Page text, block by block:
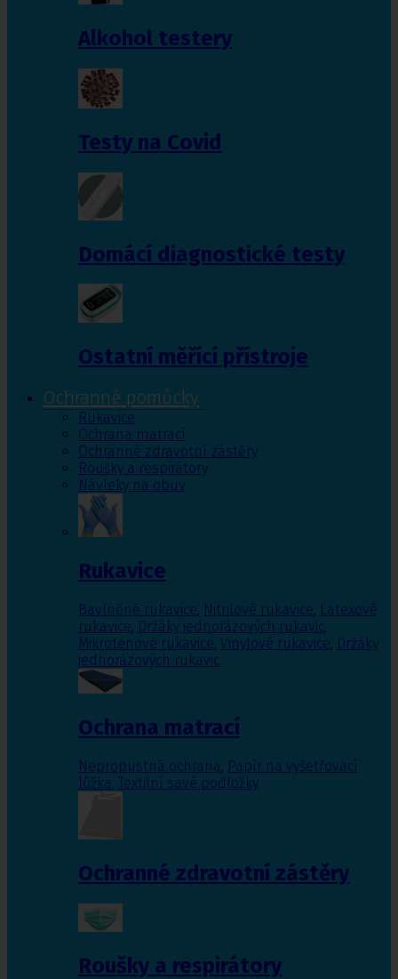
Alkohol testery
Testy na Covid
Domácí diagnostické testy
Ostatní měřící přístroje
Ochranné pomůcky
Rukavice
Ochrana matrací
Ochranné zdravotní zástěry
Roušky a respirátory
Návleky na obuv
Rukavice
Bavlněné rukavice, Nitrilové rukavice, Latexové
rukavice, Držáky jednorázových rukavic,
Mikrotenové rukavice, Vinylové rukavice, Držáky
jednorázových rukavic
Ochrana matrací
Nepropustná ochrana, Papír na vyšetřovací
lůžka, Textilní savé podložky
Ochranné zdravotní zástěry
Roušky a respirátory